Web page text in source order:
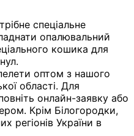
спеціальне
опалювальний
кошика для
оптом з нашого
області. Для
онлайн-заявку або
Крім Білогородки,
регіонів України в